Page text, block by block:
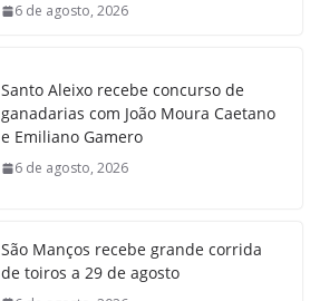
6 de agosto, 2026
Santo Aleixo recebe concurso de
ganadarias com João Moura Caetano
e Emiliano Gamero
6 de agosto, 2026
São Manços recebe grande corrida
de toiros a 29 de agosto